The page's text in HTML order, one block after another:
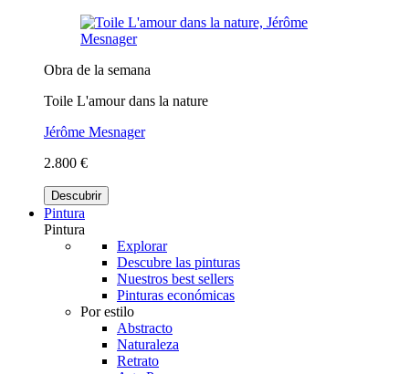
Obra de la semana
Toile L'amour dans la nature
Jérôme Mesnager
2.800 €
Descubrir
Pintura
Pintura
Explorar
Descubre las pinturas
Nuestros best sellers
Pinturas económicas
Por estilo
Abstracto
Naturaleza
Retrato